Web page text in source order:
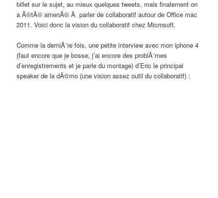
billet sur le sujet, au mieux quelques tweets, mais finalement on
a Ã©tÃ© amenÃ© Ã parler de collaboratif autour de Office mac
2011. Voici donc la vision du collaboratif chez Microsoft.
Comme la derniÃ¨re fois, une petite interview avec mon iphone 4
(faut encore que je bosse, j’ai encore des problÃ¨mes
d’enregistrements et je parle du montage) d’Eric le principal
speaker de la dÃ©mo (une vision assez outil du collaboratif) :